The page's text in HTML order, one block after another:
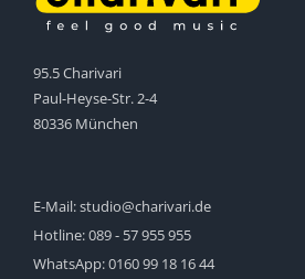
95.5 Charivari
Paul-Heyse-Str. 2-4
80336 München
E-Mail:studio@charivari.de
Hotline:089 - 57 955 955
WhatsApp:0160 99 18 16 44